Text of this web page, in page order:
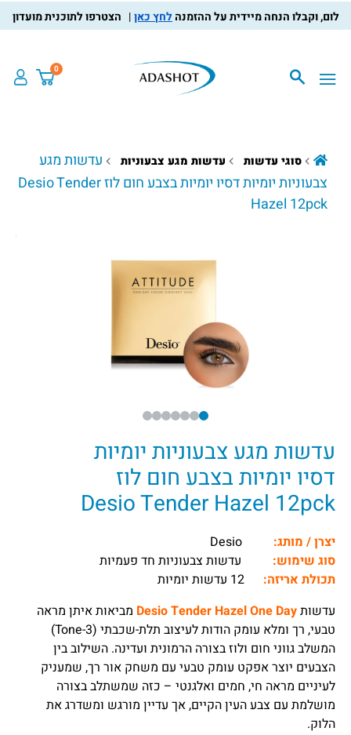
לחץ כאן הצטרפו לתוכנית מועדון
0
סוגי עדשות עדשות מגע צבעוניות
עדשות מגע
צבעוניות יומיות דסיו יומיות בצבע חום לוז Desio Tender
Hazel 12pck
עדשות מגע צבעוניות יומיות
דסיו יומיות בצבע חום לוז
Desio Tender Hazel 12pck
יצרן / מותג:
סוג שימוש:
עדשות צבעוניות חד פעמיות
תכולת אריזה:
עדשותDesio Tender Hazel One Day מביאות איתן מראה
טבעי, רך ומלא עומק הודות לעיצוב תלת-שכבתי (3-Tone)
המשלב גווני חום ולוז בצורה הרמונית ועדינה. השילוב בין
הצבעים יוצר אפקט עומק טבעי עם משחק אור רך, שמעניק
לעיניים מראה חי, חמים ואלגנטי – כזה שמשתלב בצורה
מושלמת עם צבע העין הקיים, אך עדיין מורגש ומשדרג את
הלוק.